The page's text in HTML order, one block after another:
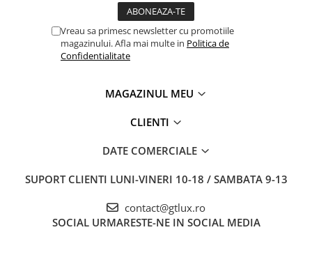
Vreau sa primesc newsletter cu promotiile
magazinului. Afla mai multe in Politica de
Confidentialitate
MAGAZINUL MEU
CLIENTI
DATE COMERCIALE
SUPORT CLIENTI LUNI-VINERI 10-18 / SAMBATA 9-13
contact@gtlux.ro
SOCIAL URMARESTE-NE IN SOCIAL MEDIA